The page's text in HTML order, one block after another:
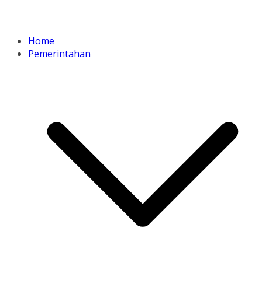
Home
Pemerintahan